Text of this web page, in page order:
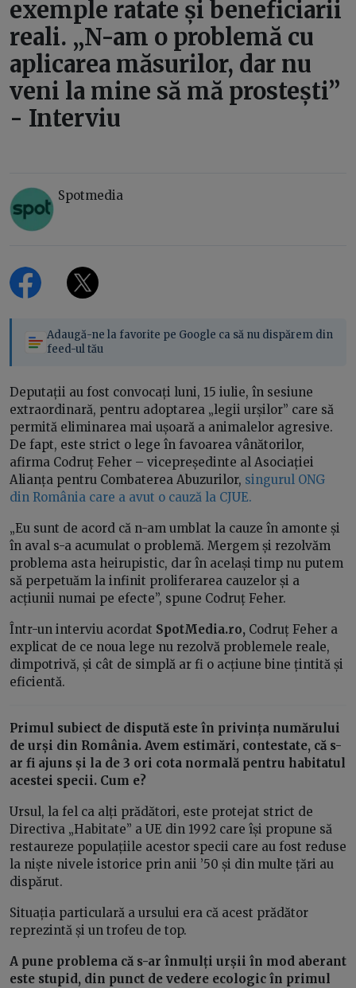
exemple ratate și beneficiarii
reali. „N-am o problemă cu
aplicarea măsurilor, dar nu
veni la mine să mă prostești”
- Interviu
Spotmedia
Adaugă-ne la favorite pe Google ca să nu dispărem din
feed-ul tău
Deputații au fost convocați luni, 15 iulie, în sesiune
extraordinară, pentru adoptarea „legii urșilor” care să
permită eliminarea mai ușoară a animalelor agresive.
De fapt, este strict o lege în favoarea vânătorilor,
afirma Codruț Feher – vicepreședinte al Asociației
Alianța pentru Combaterea Abuzurilor, singurul ONG
din România care a avut o cauză la CJUE.
„Eu sunt de acord că n-am umblat la cauze în amonte și
în aval s-a acumulat o problemă. Mergem și rezolvăm
problema asta heirupistic, dar în același timp nu putem
să perpetuăm la infinit proliferarea cauzelor și a
acțiunii numai pe efecte”, spune Codruț Feher.
Într-un interviu acordat SpotMedia.ro, Codruț Feher a
explicat de ce noua lege nu rezolvă problemele reale,
dimpotrivă, și cât de simplă ar fi o acțiune bine țintită și
eficientă.
Primul subiect de dispută este în privința numărului
de urși din România. Avem estimări, contestate, că s-
ar fi ajuns și la de 3 ori cota normală pentru habitatul
acestei specii. Cum e?
Ursul, la fel ca alți prădători, este protejat strict de
Directiva „Habitate” a UE din 1992 care își propune să
restaureze populațiile acestor specii care au fost reduse
la niște nivele istorice prin anii ’50 și din multe țări au
dispărut.
Situația particulară a ursului era că acest prădător
reprezintă și un trofeu de top.
A pune problema că s-ar înmulți urșii în mod aberant
este stupid, din punct de vedere ecologic în primul